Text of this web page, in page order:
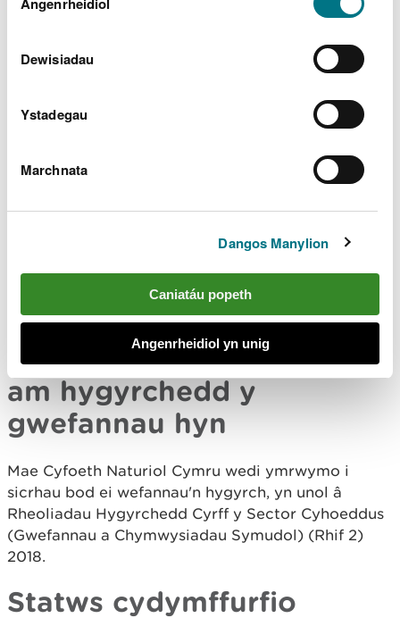
Caniatâd
Dewisiadau
Ystadegau
Marchnata
Dangos Manylion
Caniatáu popeth
Angenrheidiol yn unig
Cysylltu â ni dros y ffôn
neu ymweld â ni wyneb yn
i bobl sy'n F/fyddar, sydd â nam ar eu clyw neu
byddwch yn cysylltu â ni cyn eich ymweliad, gallwn
drefnu dehonglwr Iaith Arwyddion Prydain (BSL).
Edrychwch i weld sut igysylltu â ni.
Gwybodaeth dechnegol
am hygyrchedd y
gwefannau hyn
Mae Cyfoeth Naturiol Cymru wedi ymrwymo i
sicrhau bod ei wefannau'n hygyrch, yn unol â
Rheoliadau Hygyrchedd Cyrff y Sector Cyhoeddus
(Gwefannau a Chymwysiadau Symudol) (Rhif 2)
2018.
Statws cydymffurfio